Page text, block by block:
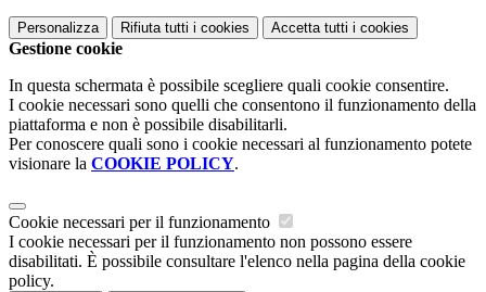
Personalizza Rifiuta tutti i cookies Accetta tutti i cookies
Gestione cookie
In questa schermata è possibile scegliere quali cookie consentire.
I cookie necessari sono quelli che consentono il funzionamento della
piattaforma e non è possibile disabilitarli.
Per conoscere quali sono i cookie necessari al funzionamento potete
visionare la COOKIE POLICY.
Cookie necessari per il funzionamento
I cookie necessari per il funzionamento non possono essere
disabilitati. È possibile consultare l'elenco nella pagina della cookie
policy.